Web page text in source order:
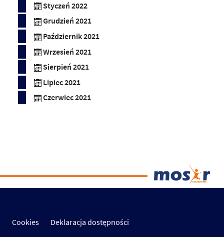
Styczeń 2022
Grudzień 2021
Październik 2021
Wrzesień 2021
Sierpień 2021
Lipiec 2021
Czerwiec 2021
Cookies Deklaracja dostępności